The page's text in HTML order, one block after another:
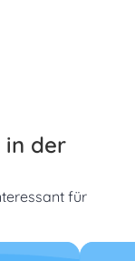
in der
für